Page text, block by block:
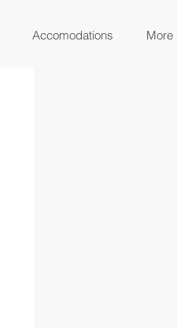
Accomodations More